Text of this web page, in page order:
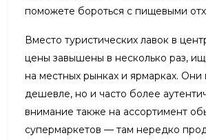
поможете бороться с пищевыми
Вместо туристических лавок в
цены завышены в несколько раз,
на местных рынках и ярмарках. Они
дешевле, но и часто более
внимание также на ассортимент
супермаркетов — там нередко